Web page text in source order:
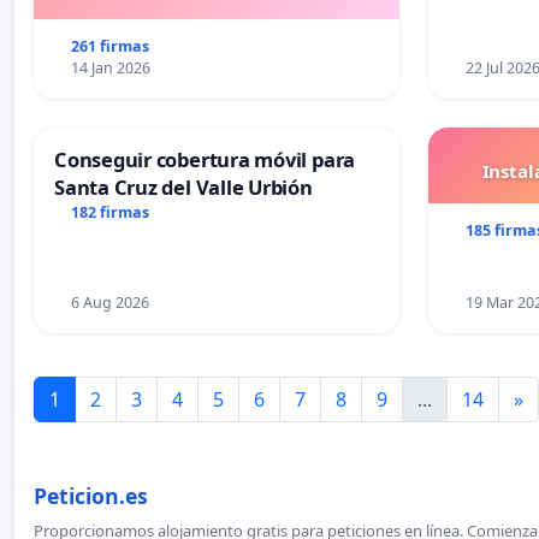
261 firmas
14 Jan 2026
22 Jul 2026
Conseguir cobertura móvil para
Santa Cruz del Valle Urbión
182 firmas
6 Aug 2026
185
19 Mar
1 2 3 4 5 6 7 8 9 ... 14 »
Peticion.es
Proporcionamos alojamiento gratis para peticiones en línea.